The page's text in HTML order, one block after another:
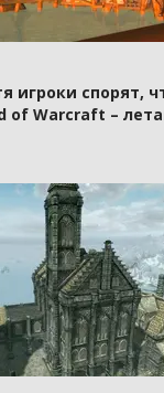
игроки спорят,
of Warcraft –